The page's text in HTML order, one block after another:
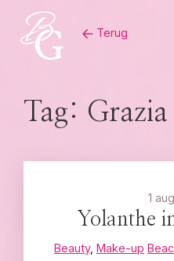
content
Terug
Tag: Grazia
1
Yolanthe
Beauty, Make-up